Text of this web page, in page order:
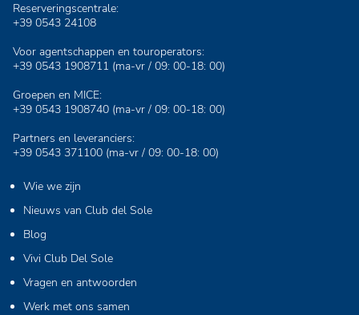
Reserveringscentrale:
+39 0543 24108
Voor agentschappen en touroperators:
+39 0543 1908711 (ma-vr / 09: 00-18: 00)
Groepen en MICE:
+39 0543 1908740 (ma-vr / 09: 00-18: 00)
Partners en leveranciers:
+39 0543 371100 (ma-vr / 09: 00-18: 00)
Wie we zijn
Nieuws van Club del Sole
Blog
Vivi Club Del Sole
Vragen en antwoorden
Werk met ons samen